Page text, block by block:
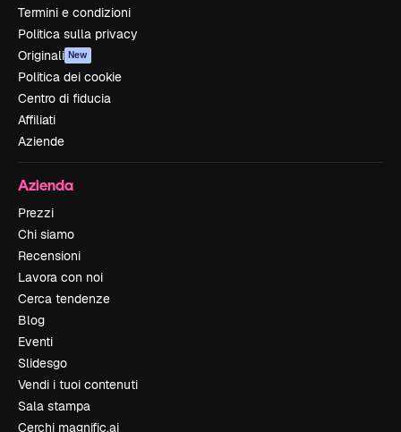
Termini e condizioni
Politica sulla privacy
Originali New
Politica dei cookie
Centro di fiducia
Affiliati
Aziende
Azienda
Prezzi
Chi siamo
Recensioni
Lavora con noi
Cerca tendenze
Blog
Eventi
Slidesgo
Vendi i tuoi contenuti
Sala stampa
Cerchi magnific.ai